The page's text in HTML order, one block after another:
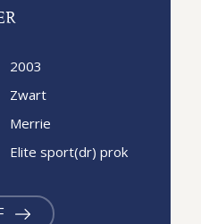
2003
Zwart
Merrie
Elite sport(dr) prok